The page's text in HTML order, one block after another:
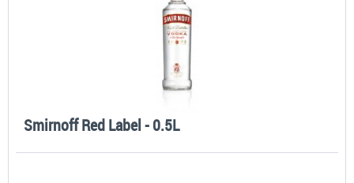
Smirnoff Red Label - 0.5L